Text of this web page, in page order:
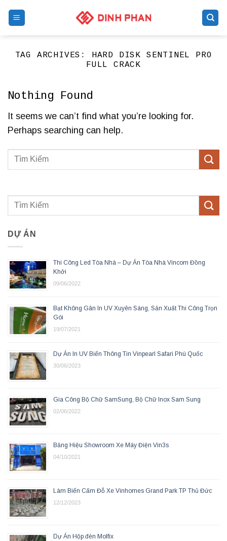
TAG ARCHIVES: HARD DISK SENTINEL PRO
FULL CRACK
Nothing Found
It seems we can’t find what you’re looking for.
Perhaps searching can help.
DỰ ÁN
Thi Công Led Tòa Nhà – Dự Án Tòa Nhà Vincom Đồng
Khởi
09/06/2022
Bạt Không Gân In UV Xuyên Sáng, Sản Xuất Thi Công Trọn
Gói
19/07/2021
Dự Án In UV Biển Thông Tin Vinpearl Safari Phú Quốc
30/06/2023
Gia Công Bộ Chữ SamSung, Bộ Chữ Inox Sam Sung
02/06/2022
Bảng Hiệu Showroom Xe Máy Điện Vin3s
04/10/2021
Làm Biển Cấm Đỗ Xe Vinhomes Grand Park TP Thủ Đức
12/12/2023
Dự Án Hộp đèn Molfix